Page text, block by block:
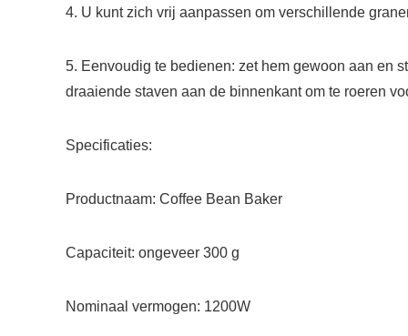
4. U kunt zich vrij aanpassen om verschillende
5. Eenvoudig te bedienen: zet hem gewoon aan en
draaiende staven aan de binnenkant om te roeren
Specificaties:
Productnaam: Coffee Bean Baker
Capaciteit: ongeveer 300 g
Nominaal vermogen: 1200W